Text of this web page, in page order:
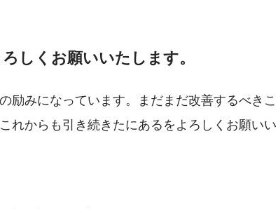
しくお願いいたします。
励みになっています。まだまだ改善するべきこ
れからも引き続きたにあるをよろしくお願いい